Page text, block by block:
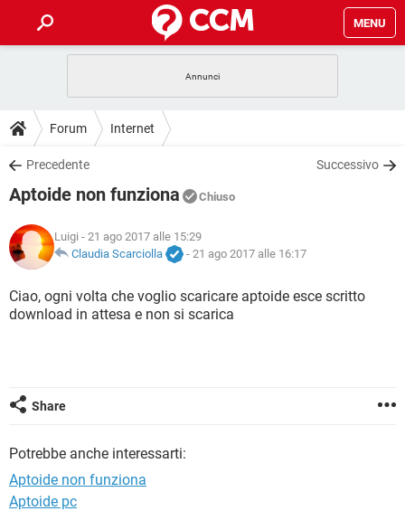
MENU
INTRATTENIMENTO
iOS
INSTAGRAM WHATSAPP
TIKTOK
HARDWARE
GUIDE
COVID-19
INSTAGRAM
TIKTOK
HARDWARE
DOWNLOAD
COVID-19 GAMING
INTRATTENIMENTO
iOS WINDOWS 10
INSTAGRAM WHATSAPP
TIKTOK FACEBOOK
FORUM
COVID-19
INTRATTENIMENTO
iOS WINDOWS 10
HARDWARE
GLOSSARIO
COVID-19
INTRATTENIMENTO ANDROID
TIKTOK
Forum Internet
Precedente Successivo
Aptoide non funziona Chiuso
Luigi - 21 ago 2017 alle 15:29
Claudia Scarciolla
- 21 ago 2017 alle 16:17
Ciao, ogni volta che voglio scaricare aptoide esce scritto
download in attesa e non si scarica
Share
Potrebbe anche interessarti:
Aptoide non funziona
Aptoide pc